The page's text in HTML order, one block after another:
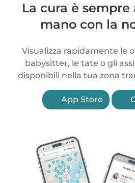
La cura è
mano con la
Visualizza rapidamente le
babysitter, le tate o gli
disponibili nella tua zona
App Store